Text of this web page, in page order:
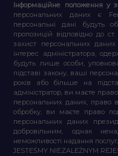
Інформаційне положення у
персональних даних є
персональні дані будуть
пропозицій відповідно до
захист персональних
інтерес адміністратора,
будуть лише особи,
підставі закону, ваші
років або більше на
адміністратор, ви маєте
персональних даних, право
обробку, ви маєте право
персональних даних
добровільним, однак
неможливості надання
JESTEŚMY NIEZALEŻNYM